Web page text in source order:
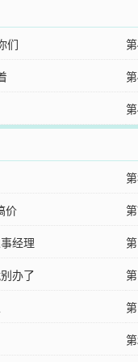
们
价
经理
办了